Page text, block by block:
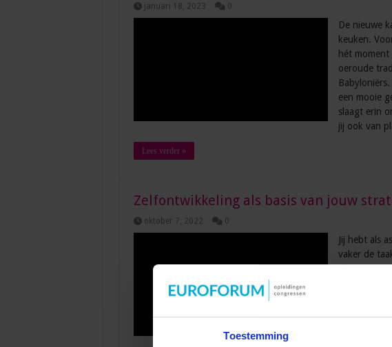
Toestemming
januari 18, 2023 0
De nieuwe
keuken.
hét moment
oeroude
een mooie
slaagt erin
jij ook van
Lees verder »
Zelfontwikkeling als basis van jouw
oktober 7, 2022 0
Jij hebt als
vaker de
werkveld